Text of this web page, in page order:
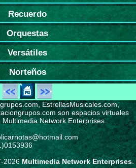
Recuerdo
Orquestas
Versátiles
Norteños
EstrellasMusicales.com,
son espacios virtuales
Network Enterprises
2026Multimedia Network Enterprises